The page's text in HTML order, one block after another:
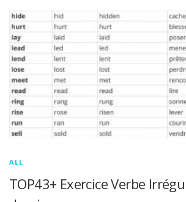
ALL
TOP43+ Exercice Verbe